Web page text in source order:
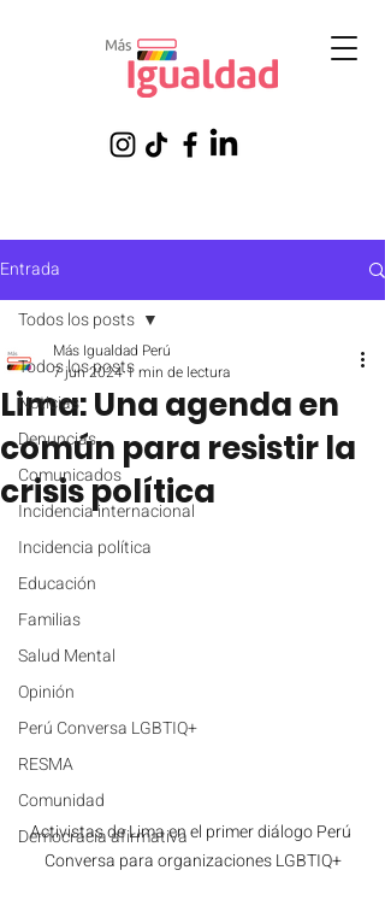
Entrada
Todos los posts
Noticias
Denuncias
Comunicados
Incidencia internacional
Incidencia política
Educación
Familias
Salud Mental
Opinión
Perú Conversa LGBTIQ+
RESMA
Comunidad
Democracia afirmativa
Todos los posts
Lima: Una agenda en
común para resistir la
crisis política
Más Igualdad Perú
7 jun 20241 min de lectura
Activistas de Lima en el primer diálogo Perú
Conversa para organizaciones LGBTIQ+